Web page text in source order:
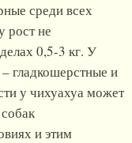
среди всех
рост не
0,5-3 кг. У
гладкошерстные и
у чихуахуа может
и этим